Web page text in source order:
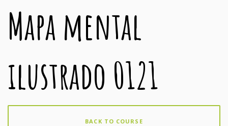
Mapa mental
ilustrado 0121
BACK TO COURSE